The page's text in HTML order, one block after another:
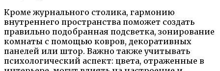
Кроме журнального столика, гармонию
внутреннего пространства поможет создать
правильно подобранная подсветка, зонирование
комнаты с помощью ковров, декоративных
панелей или штор. Важно также учитывать
психологический аспект: цвета, отраженные в